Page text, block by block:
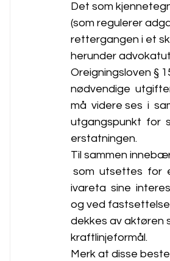
Det som
(som regulerer
rettergangen i et
herunder
Oreigningsloven §
nødvendige
må  videre ses  i
utgangspunkt  for
erstatningen.
Til sammen
som  utsettes  for
ivareta  sine
og ved
dekkes av aktøren
kraftlinjeformål.
Merk at disse